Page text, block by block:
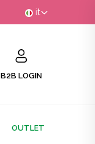
it
B2B LOGIN
OUTLET